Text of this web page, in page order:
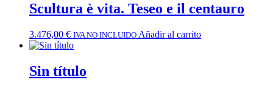
Scultura è vita. Teseo e il centauro
3.476,00 € IVA NO INCLUIDO Añadir al carrito
Sin título